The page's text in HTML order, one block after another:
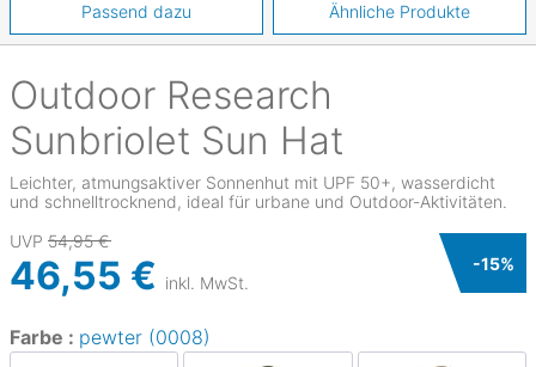
Outdoor Research
Sunbriolet Sun Hat
Leichter, atmungsaktiver Sonnenhut mit UPF 50+, wasserdicht
und schnelltrocknend, ideal für urbane und Outdoor-Aktivitäten.
UVP 54,95 €
46,55 € inkl. MwSt.
-15%
Farbe : pewter (0008)
Passend dazu Ähnliche Produkte